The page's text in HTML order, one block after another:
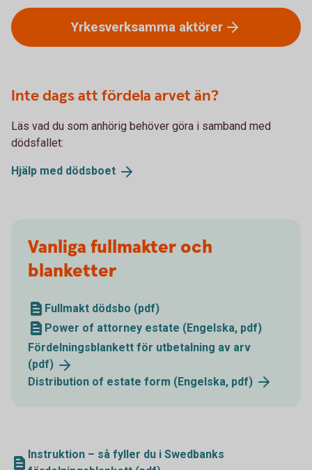
Yrkesverksamma aktörer
Inte dags att fördela arvet än?
Läs vad du som anhörig behöver göra i samband med
dödsfallet:
Hjälp med dödsboet
Vanliga fullmakter och
blanketter
Fullmakt dödsbo (pdf)
Power of attorney estate (Engelska, pdf)
Fördelningsblankett för utbetalning av arv
(pdf)
Distribution of estate form (Engelska, pdf)
Instruktion – så fyller du i Swedbanks